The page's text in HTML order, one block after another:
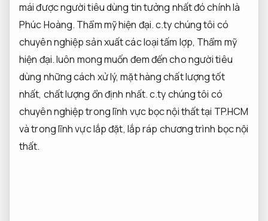
mái được người tiêu dùng tin tưởng nhất đó chính là
Phúc Hoàng. Thẩm mỹ hiện đại.c.ty chúng tôi có
chuyên nghiệp sản xuất các loại tấm lợp, Thẩm mỹ
hiện đại.luôn mong muốn đem đến cho người tiêu
dùng những cách xử lý, mặt hàng chất lượng tốt
nhất, chất lượng ổn định nhất. c.ty chúng tôi có
chuyên nghiệp trong lĩnh vực bọc nội thất tại TP.HCM
và trong lĩnh vực lắp đặt, lắp ráp chương trình bọc nội
thất.